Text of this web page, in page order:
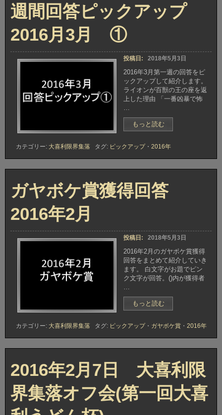
ア
ッ
3
月
②”
週間回答ピックアップ
2016月3月 ①
投稿日: 2018年5月3日
2016年3月第一週の回答をピ
ックアップして紹介します。
ライオンが百獣の王の座を返
上した理由 「一番凶暴で怖
…
もっと読む“週
間
答
ピ
ッ
ア
ッ
3
月
①”
カテゴリー: 大喜利限界集落 タグ: ピックアップ・ 2016年
ガヤボケ賞獲得回答
2016年2月
投稿日: 2018年5月3日
2016年2月のガヤボケ賞獲得
回答をまとめて紹介していき
ます。 白文字がお題でピン
ク文字が回答。()内が獲得者
…
もっと読む“ガ
ヤ
ケ
賞
獲
回
答
2016
年
2
カテゴリー: 大喜利限界集落 タグ: ピックアップ・ ガヤボケ賞 ・ 2016年
2016年2月7日 大喜利限
界集落オフ会(第一回大喜